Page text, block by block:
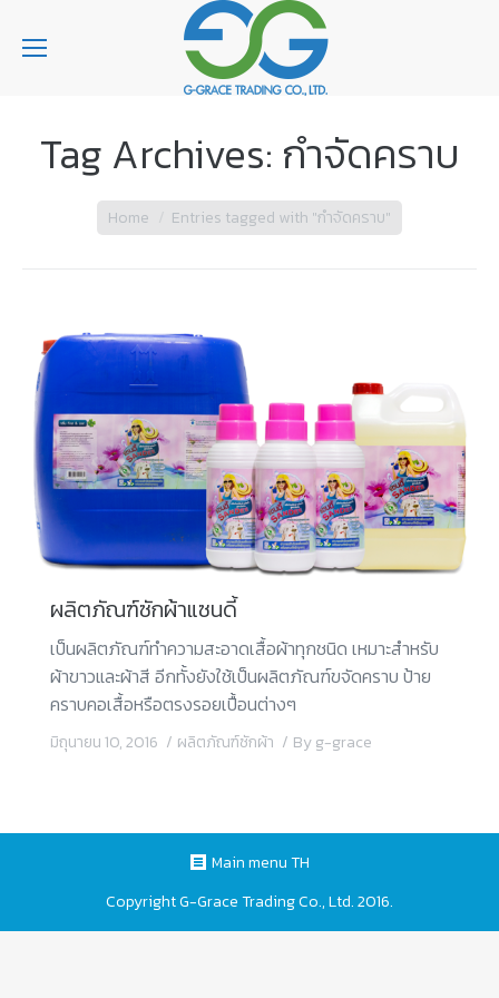
Tag Archives: กำจัดคราบ
You are here:
Home Entries tagged with "กำจัดคราบ"
ผลิตภัณฑ์ซักผ้าแซนดี้
เป็นผลิตภัณฑ์ทำความสะอาดเสื้อผ้าทุกชนิด เหมาะสำหรับ
ผ้าขาวและผ้าสี อีกทั้งยังใช้เป็นผลิตภัณฑ์ขจัดคราบ ป้าย
คราบคอเสื้อหรือตรงรอยเปื้อนต่างๆ
มิถุนายน 10, 2016 ผลิตภัณฑ์ซักผ้า Byg-grace
Main menu TH
Copyright G-Grace Trading Co., Ltd. 2016.